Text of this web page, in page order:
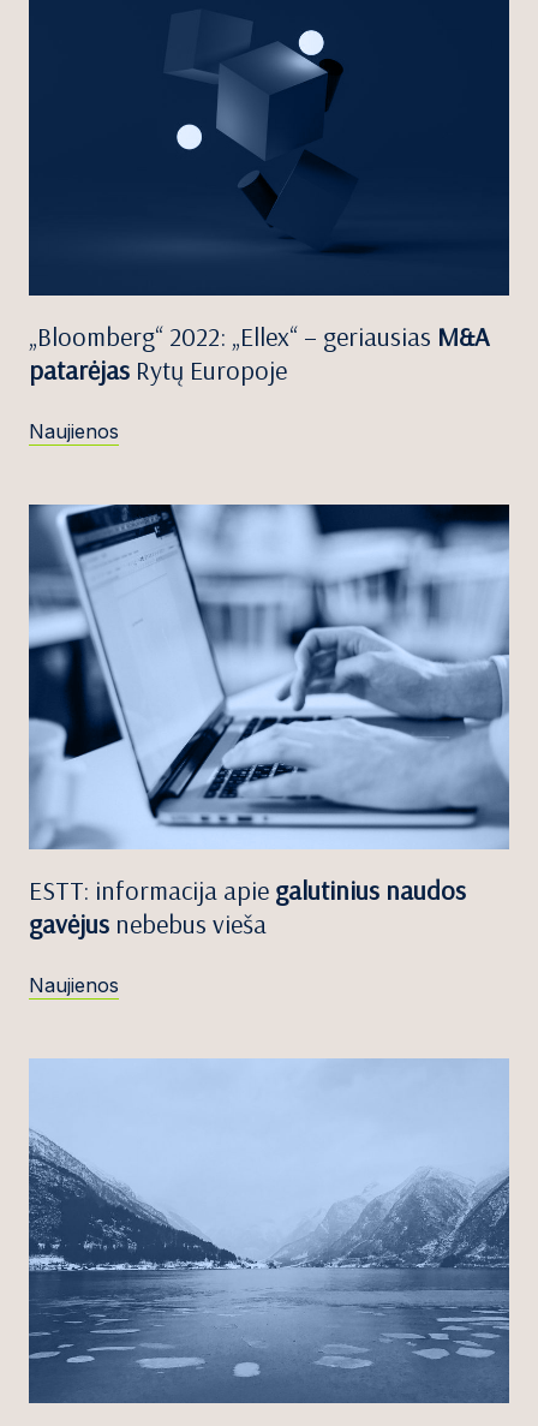
„Bloomberg“ 2022: „Ellex“ – geriausias M&A
patarėjas Rytų Europoje
Naujienos
ESTT: informacija apie galutinius naudos
gavėjus nebebus vieša
Naujienos